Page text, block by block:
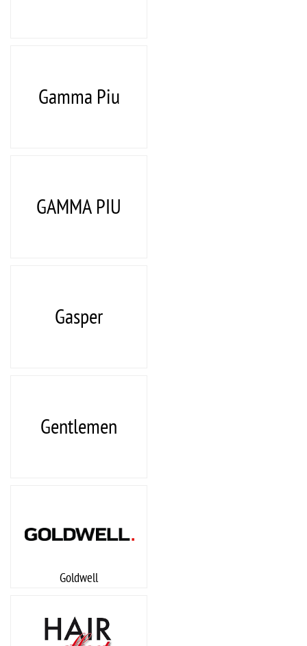
Gamma Piu
GAMMA PIU
Gasper
Gentlemen
Goldwell